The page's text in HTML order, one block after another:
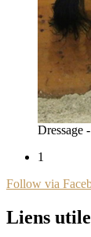
Dressage
1
Follow via
Liens